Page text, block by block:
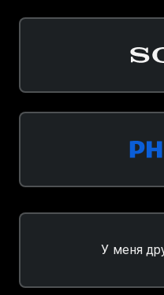
У меня